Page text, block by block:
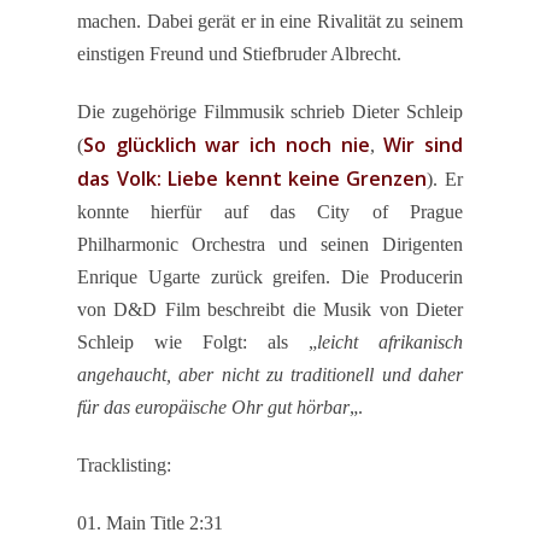
machen. Dabei gerät er in eine Rivalität zu seinem
einstigen Freund und Stiefbruder Albrecht.
Die zugehörige Filmmusik schrieb Dieter Schleip
(So glücklich war ich noch nie,Wir sind
das Volk: Liebe kennt keine Grenzen). Er
konnte hierfür auf das City of Prague
Philharmonic Orchestra und seinen Dirigenten
Enrique Ugarte zurück greifen. Die Producerin
von D&D Film beschreibt die Musik von Dieter
Schleip wie Folgt: als „leicht afrikanisch
angehaucht, aber nicht zu traditionell und daher
für das europäische Ohr gut hörbar„.
Tracklisting:
01. Main Title 2:31